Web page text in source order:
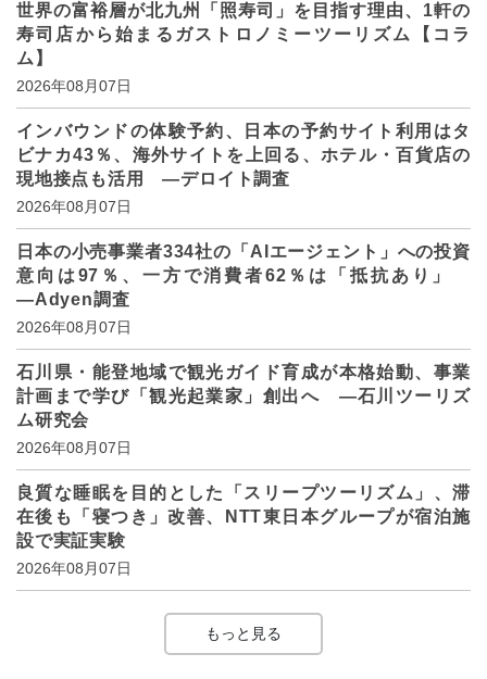
世界の富裕層が北九州「照寿司」を目指す理由、1軒の
寿司店から始まるガストロノミーツーリズム【コラ
ム】
2026年08月07日
インバウンドの体験予約、日本の予約サイト利用はタ
ビナカ43％、海外サイトを上回る、ホテル・百貨店の
現地接点も活用 ―デロイト調査
2026年08月07日
日本の小売事業者334社の「AIエージェント」への投資
意向は97％、一方で消費者62％は「抵抗あり」
―Adyen調査
2026年08月07日
石川県・能登地域で観光ガイド育成が本格始動、事業
計画まで学び「観光起業家」創出へ ―石川ツーリズ
ム研究会
2026年08月07日
良質な睡眠を目的とした「スリープツーリズム」、滞
在後も「寝つき」改善、NTT東日本グループが宿泊施
設で実証実験
2026年08月07日
もっと見る